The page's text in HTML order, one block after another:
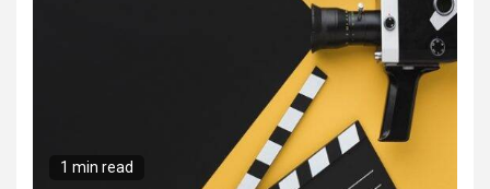
1 min read